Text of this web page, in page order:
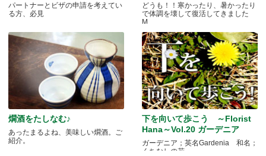
パートナーとビザの申請を考えてい
る方、必見
どうも！！寒かったり、暑かったり
で体調を壊して復活してきました
M.....
燗酒をたしなむ♪
あったまるよね、美味しい燗酒。ご
紹介。
下を向いて歩こう ～Florist
Hana～Vol.20 ガーデニア
ガーデニア；英名Gardenia 和名；
くちなしの花 .....